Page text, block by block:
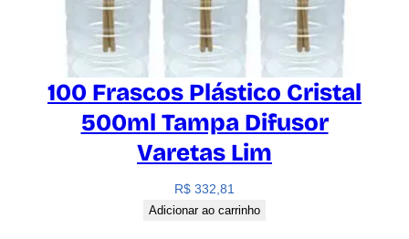
100 Frascos Plástico Cristal
500ml Tampa Difusor
Varetas Lim
R$ 332,81
Adicionar ao carrinho